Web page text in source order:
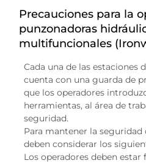
Precauciones para la
punzonadoras
multifuncionales
Cada una de las estaciones
cuenta con una guarda de
que los operadores
herramientas, al área de
seguridad.
Para mantener la
deben considerar los
Los operadores deben